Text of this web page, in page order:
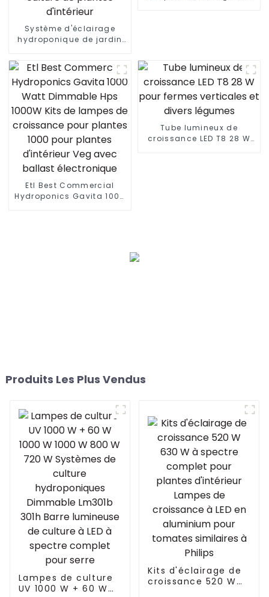
Système d'éclairage
hydroponique de jardin
croissance à LED pour la
culture de plantes
d'intérieur
Etl Best Commercial
Hydroponics Gavita 1000
Tube lumineux de
croissance LED T8 28 W
Produits Les Plus Vendus
Lampes de culture
UV 1000 W + 60 W
Kits d'éclairage de
croissance 520 W